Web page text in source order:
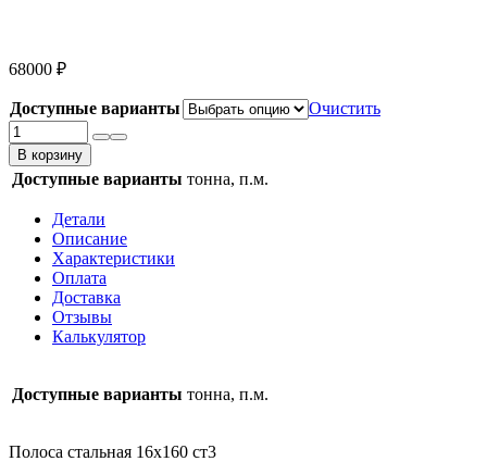
68000 ₽
Доступные варианты
Очистить
Количество
товара
Полоса
стальная
В корзину
Доступные варианты тонна, п.м.
Детали
Описание
Характеристики
Оплата
Доставка
Отзывы
Калькулятор
Доступные варианты тонна, п.м.
Полоса стальная 16х160 ст3